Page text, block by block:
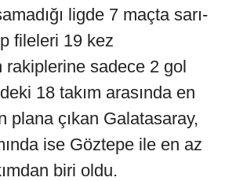
ligde 7 maçta sarı-
fileleri 19 kez
rakiplerine sadece 2 gol
18 takım arasında en
plana çıkan Galatasaray,
ise Göztepe ile en az
biri oldu.